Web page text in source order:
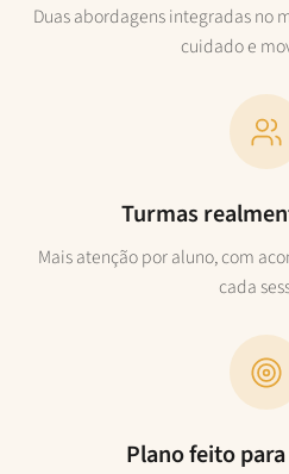
Duas abordagens integradas no
cuidado e
Turmas
Mais atenção por aluno, com
cada
Plano feito